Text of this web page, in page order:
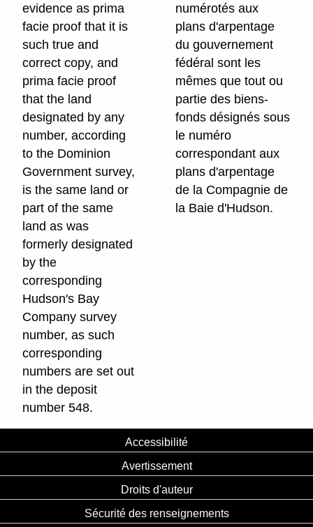
evidence as prima
facie proof that it is
such true and
correct copy, and
prima facie proof
that the land
designated by any
number, according
to the Dominion
Government survey,
is the same land or
part of the same
land as was
formerly designated
by the
corresponding
Hudson's Bay
Company survey
number, as such
corresponding
numbers are set out
in the deposit
number 548.
numérotés aux
plans d'arpentage
du gouvernement
fédéral sont les
mêmes que tout ou
partie des biens-
fonds désignés sous
le numéro
correspondant aux
plans d'arpentage
de la Compagnie de
la Baie d'Hudson.
Accessibilité
Avertissement
Droits d'auteur
Sécurité des renseignements